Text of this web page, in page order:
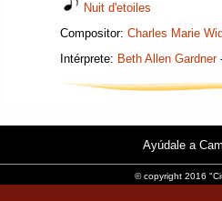
Nuit d'etoiles
Compositor: Charles Marie
Intérprete: Beth Allen Gardner
Ayúdale a
© copyright 2016